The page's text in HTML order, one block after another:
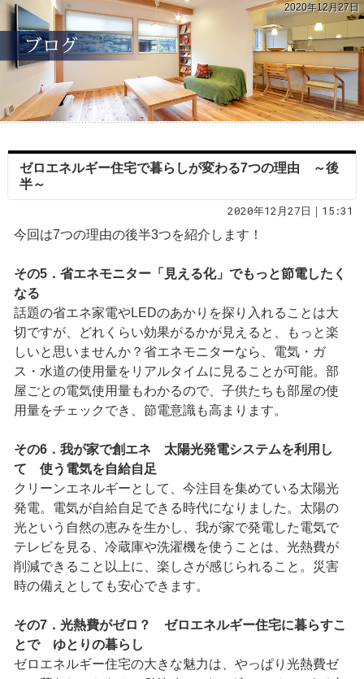
2020年12月27日
ゼロエネルギー住宅で暮らしが変わる7つの理由 ～後
半～
2020年12月27日｜15:31
今回は7つの理由の後半3つを紹介します！
その5．省エネモニター「見える化」でもっと節電したく
なる
話題の省エネ家電やLEDのあかりを探り入れることは大
切ですが、どれくらい効果がるかが見えると、もっと楽
しいと思いませんか？省エネモニターなら、電気・ガ
ス・水道の使用量をリアルタイムに見ることが可能。部
屋ごとの電気使用量もわかるので、子供たちも部屋の使
用量をチェックでき、節電意識も高まります。
その6．我が家で創エネ 太陽光発電システムを利用し
て 使う電気を自給自足
クリーンエネルギーとして、今注目を集めている太陽光
発電。電気が自給自足できる時代になりました。太陽の
光という自然の恵みを生かし、我が家で発電した電気で
テレビを見る、冷蔵庫や洗濯機を使うことは、光熱費が
削減できること以上に、楽しさが感じられること。災害
時の備えとしても安心できます。
その7．光熱費がゼロ？ ゼロエネルギー住宅に暮らすこ
とで ゆとりの暮らし
ゼロエネルギー住宅の大きな魅力は、やっぱり光熱費ゼ